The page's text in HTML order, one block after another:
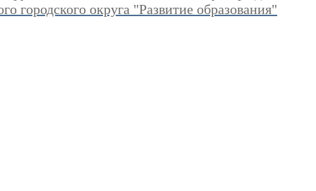
округа "Развитие образования"